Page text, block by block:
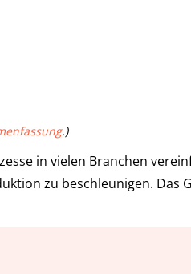
.)
in vielen Branchen
zu beschleunigen. Das